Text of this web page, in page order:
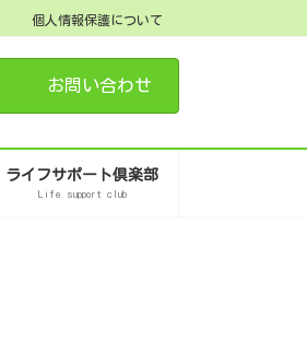
個人情報保護について
お問い合わせ
ライフサポート倶楽部
Life support club